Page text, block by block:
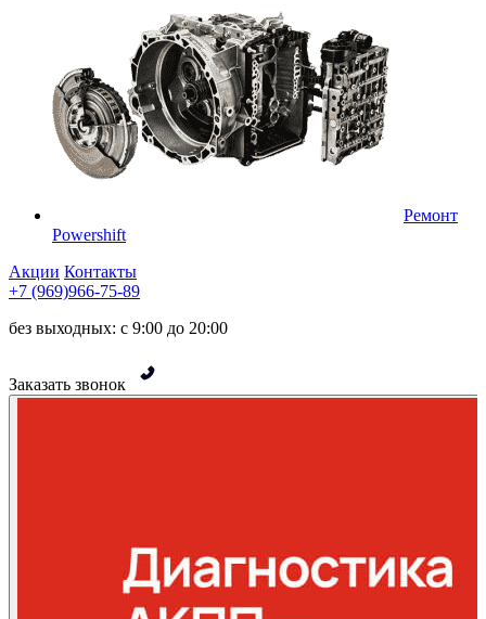
Ремонт
Powershift
Акции Контакты
+7 (969)966-75-89
без выходных: с 9:00 до 20:00
Заказать звонок